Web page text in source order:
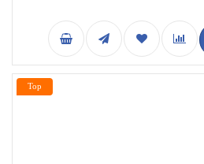
Top